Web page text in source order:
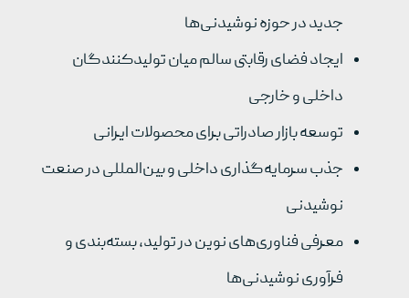
جدید در حوزه نوشیدنی‌ها
ایجاد فضای رقابتی سالم میان تولیدکنندگان
داخلی و خارجی
توسعه بازار صادراتی برای محصولات ایرانی
جذب سرمایه‌گذاری داخلی و بین‌المللی در صنعت
نوشیدنی
معرفی فناوری‌های نوین در تولید، بسته‌بندی و
فرآوری نوشیدنی‌ها